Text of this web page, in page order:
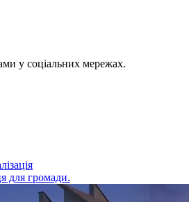
у соціальних мережах.
для громади.